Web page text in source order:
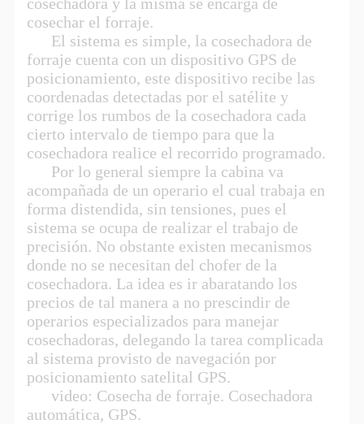
cosechar el forraje.
El sistema es simple, la cosechadora de
forraje cuenta con un dispositivo GPS de
posicionamiento, este dispositivo recibe las
coordenadas detectadas por el satélite y
corrige los rumbos de la cosechadora cada
cierto intervalo de tiempo para que la
cosechadora realice el recorrido programado.
Por lo general siempre la cabina va
acompañada de un operario el cual trabaja en
forma distendida, sin tensiones, pues el
sistema se ocupa de realizar el trabajo de
precisión. No obstante existen mecanismos
donde no se necesitan del chofer de la
cosechadora. La idea es ir abaratando los
precios de tal manera a no prescindir de
operarios especializados para manejar
cosechadoras, delegando la tarea complicada
al sistema provisto de navegación por
posicionamiento satelital GPS.
video: Cosecha de forraje. Cosechadora
automática, GPS.